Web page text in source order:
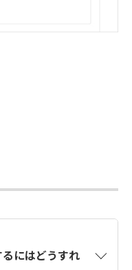
にはどうすれ